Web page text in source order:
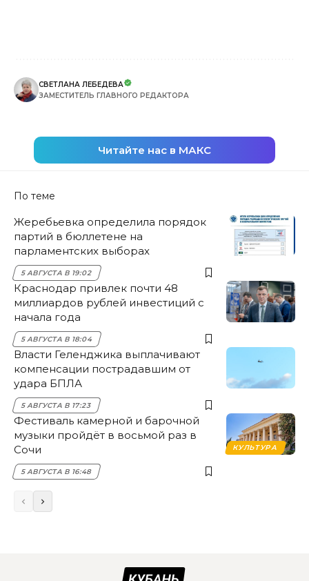
СВЕТЛАНА ЛЕБЕДЕВА
ЗАМЕСТИТЕЛЬ ГЛАВНОГО РЕДАКТОРА
Читайте нас в МАКС
По теме
Жеребьевка определила порядок
партий в бюллетене на
парламентских выборах
5 АВГУСТА В 19:02
Краснодар привлек почти 48
миллиардов рублей инвестиций с
начала года
5 АВГУСТА В 18:04
Власти Геленджика выплачивают
компенсации пострадавшим от
удара БПЛА
5 АВГУСТА В 17:23
КУЛЬТУРА
Фестиваль камерной и барочной
музыки пройдёт в восьмой раз в
Сочи
5 АВГУСТА В 16:48